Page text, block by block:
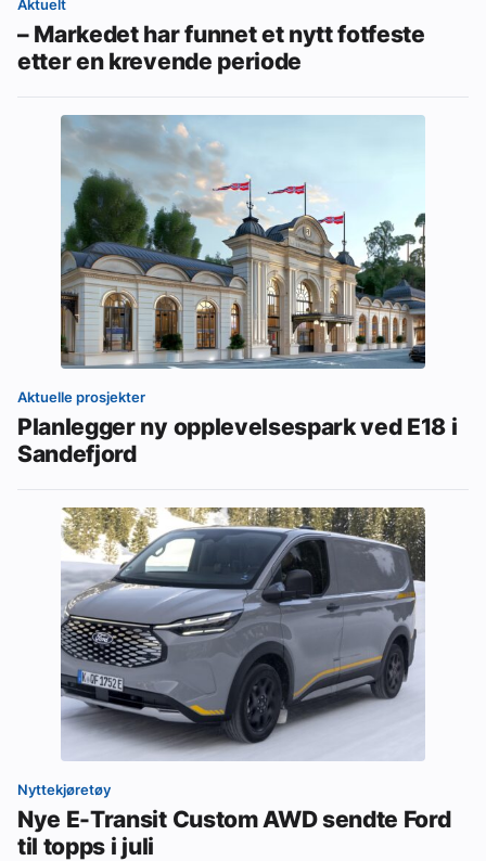
Aktuelt
– Markedet har funnet et nytt fotfeste
etter en krevende periode
Aktuelle prosjekter
Planlegger ny opplevelsespark ved E18 i
Sandefjord
Nyttekjøretøy
Nye E-Transit Custom AWD sendte Ford
til topps i juli